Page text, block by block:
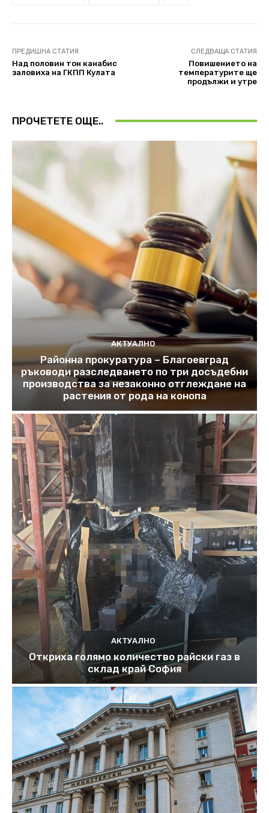
ПРЕДИШНА СТАТИЯ
Над половин тон канабис
заловиха на ГКПП Кулата
СЛЕДВАЩА СТАТИЯ
Повишението на
температурите ще
продължи и утре
ПРОЧЕТЕТЕ ОЩЕ..
АКТУАЛНО
Районна прокуратура – Благоевград
ръководи разследването по три досъдебни
производства за незаконно отглеждане на
растения от рода на конопа
АКТУАЛНО
Откриха голямо количество райски газ в
склад край София